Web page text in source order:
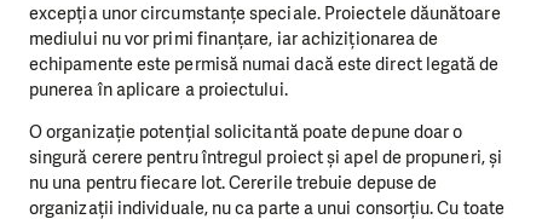
excepția unor circumstanțe speciale. Proiectele dăunătoare
mediului nu vor primi finanțare, iar achiziționarea de
echipamente este permisă numai dacă este direct legată de
punerea în aplicare a proiectului.
O organizație potențial solicitantă poate depune doar o
singură cerere pentru întregul proiect și apel de propuneri, și
nu una pentru fiecare lot. Cererile trebuie depuse de
organizații individuale, nu ca parte a unui consorțiu. Cu toate